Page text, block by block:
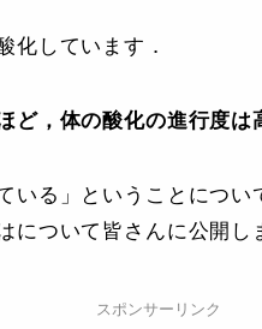
化しています．
ど，体の酸化の進行度は
いる」ということにつ
について皆さんに公開し
スポンサーリンク